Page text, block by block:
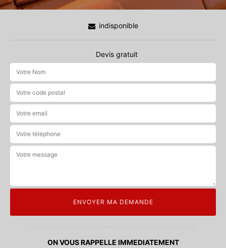
indisponible
Devis gratuit
ON VOUS RAPPELLE IMMEDIATEMENT